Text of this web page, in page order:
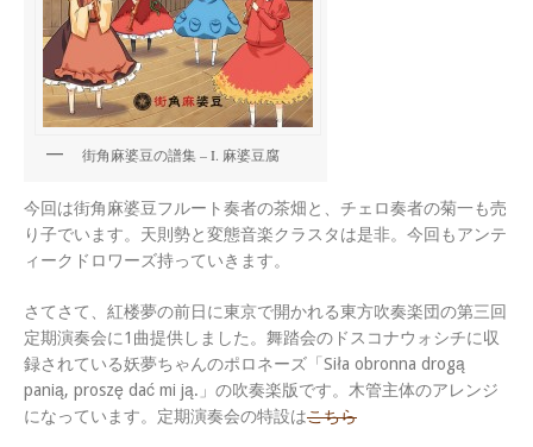
街角麻婆豆の譜集 – I. 麻婆豆腐
今回は街角麻婆豆フルート奏者の茶畑と、チェロ奏者の菊一も売
り子でいます。天則勢と変態音楽クラスタは是非。今回もアンテ
ィークドロワーズ持っていきます。
さてさて、紅楼夢の前日に東京で開かれる東方吹奏楽団の第三回
定期演奏会に1曲提供しました。舞踏会のドスコナウォシチに収
録されている妖夢ちゃんのポロネーズ「Siła obronna drogą
panią, proszę dać mi ją.」の吹奏楽版です。木管主体のアレンジ
になっています。定期演奏会の特設はこちら